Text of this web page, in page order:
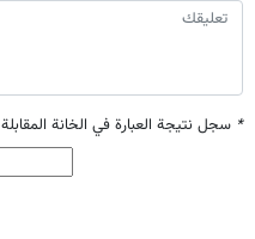
* سجل نتيجة العبارة في الخانة المقابلة